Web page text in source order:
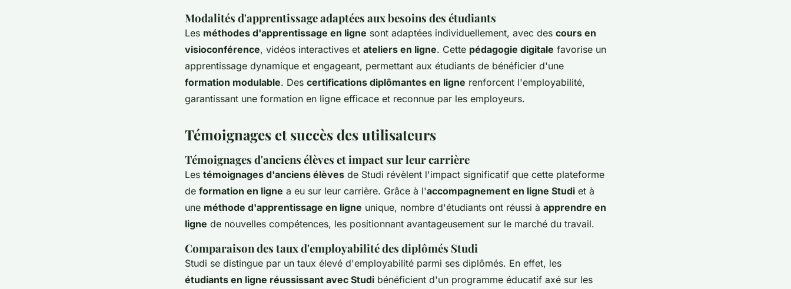
Modalités d'apprentissage adaptées aux besoins des étudiants
Les méthodes d'apprentissage en ligne sont adaptées individuellement, avec des cours en
visioconférence, vidéos interactives et ateliers en ligne. Cette pédagogie digitale favorise un
apprentissage dynamique et engageant, permettant aux étudiants de bénéficier d'une
formation modulable. Des certifications diplômantes en ligne renforcent l'employabilité,
garantissant une formation en ligne efficace et reconnue par les employeurs.
Témoignages et succès des utilisateurs
Témoignages d'anciens élèves et impact sur leur carrière
Les témoignages d'anciens élèves de Studi révèlent l'impact significatif que cette plateforme
de formation en ligne a eu sur leur carrière. Grâce à l'accompagnement en ligne Studi et à
une méthode d'apprentissage en ligne unique, nombre d'étudiants ont réussi à apprendre en
ligne de nouvelles compétences, les positionnant avantageusement sur le marché du travail.
Comparaison des taux d'employabilité des diplômés Studi
Studi se distingue par un taux élevé d'employabilité parmi ses diplômés. En effet, les
étudiants en ligne réussissant avec Studi bénéficient d'un programme éducatif axé sur les